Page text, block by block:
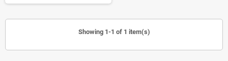
Showing 1-1 of 1 item(s)